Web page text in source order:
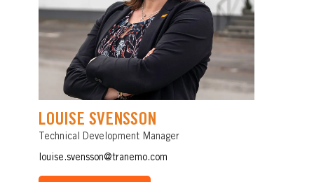
LOUISE SVENSSON
Technical Development Manager
louise.svensson@tranemo.com